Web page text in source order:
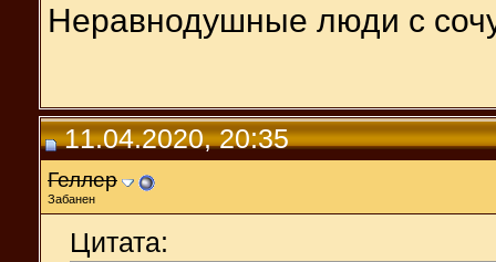
Неравнодушные люди с
11.04.2020, 20:35
Геллер
Забанен
Цитата: